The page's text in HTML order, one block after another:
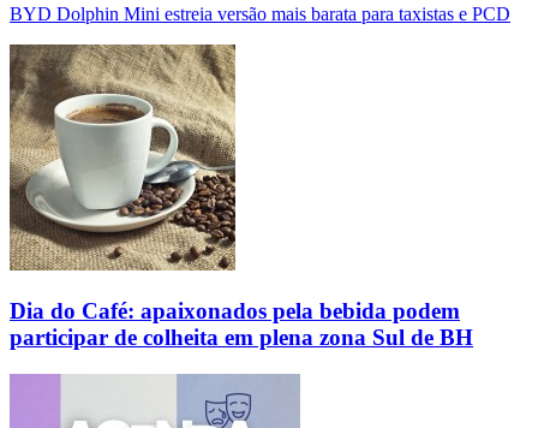
BYD Dolphin Mini estreia versão mais barata para taxistas e PCD
Dia do Café: apaixonados pela bebida podem
participar de colheita em plena zona Sul de BH